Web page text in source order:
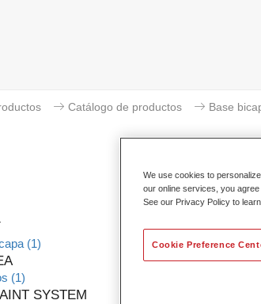
Catálogo de productos Base
(1)
(1)
SYSTEM
El básico
We use cookies to
our online services, you
See our Privacy Policy to
Cookie Preference